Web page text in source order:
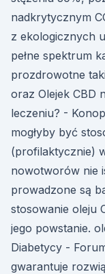
nadkrytycznym
z ekologicznych
pełne spektrum
prozdrowotne
oraz Olejek CBD
leczeniu? -
mogłyby być
(profilaktycznie)
nowotworów nie
prowadzone są
stosowanie oleju
jego powstanie.
Diabetycy -
gwarantuje